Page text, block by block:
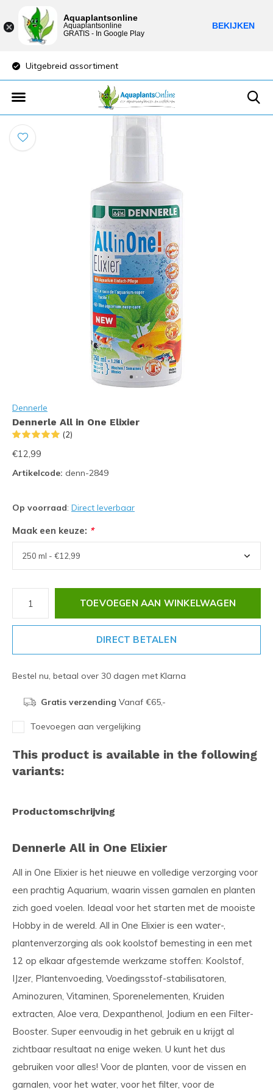
Uitgebreid assortiment
Dennerle
Dennerle All in One Elixier
(2)
€12,99
Artikelcode: denn-2849
Op voorraad: Direct leverbaar
Maak een keuze: *
TOEVOEGEN AAN WINKELWAGEN
DIRECT BETALEN
Bestel nu, betaal over 30 dagen met Klarna
Gratis verzending Vanaf €65,-
Toevoegen aan vergelijking
This product is available in the following
variants:
Productomschrijving
Dennerle All in One Elixier
All in One Elixier is het nieuwe en volledige verzorging voor
een prachtig Aquarium, waarin vissen garnalen en planten
zich goed voelen. Ideaal voor het starten met de mooiste
Hobby in de wereld. All in One Elixier is een water-,
plantenverzorging als ook koolstof bemesting in een met
12 op elkaar afgestemde werkzame stoffen: Koolstof,
IJzer, Plantenvoeding, Voedingsstof-stabilisatoren,
Aminozuren, Vitaminen, Sporenelementen, Kruiden
extracten, Aloe vera, Dexpanthenol, Jodium en een Filter-
Booster. Super eenvoudig in het gebruik en u krijgt al
zichtbaar resultaat na enige weken. U kunt het dus
gebruiken voor alles! Voor de planten, voor de vissen en
garnalen, voor het water, voor het filter, voor de
Aquaplantsonline
Aquaplantsonline
GRATIS - In Google Play
BEKIJKEN